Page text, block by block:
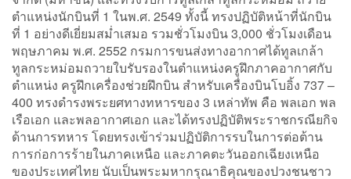
ตำแหน่งนักบินที่ 1 ในพ.ศ. 2549 ทั้งนี้ ทรงปฏิบัติหน้าที่นักบิน
ที่ 1 อย่างดีเยี่ยมสม่ำเสมอ รวมชั่วโมงบิน 3,000 ชั่วโมงเดือน
พฤษภาคม พ.ศ. 2552 กรมการขนส่งทางอากาศได้ทูลเกล้า
ทูลกระหม่อมถวายใบรับรองในตำแหน่งครูฝึกภาคอากาศกับ
ตำแหน่ง ครูฝึกเครื่องช่วยฝึกบิน สำหรับเครื่องบินโบอิ้ง 737 –
400 ทรงดำรงพระยศทางทหารของ 3 เหล่าทัพ คือ พลเอก พล
เรือเอก และพลอากาศเอก และได้ทรงปฏิบัติพระราชกรณียกิจ
ด้านการทหาร โดยทรงเข้าร่วมปฏิบัติการรบในการต่อต้าน
การก่อการร้ายในภาคเหนือ และภาคตะวันออกเฉียงเหนือ
ของประเทศไทย นับเป็นพระมหากรุณาธิคุณของปวงชนชาว